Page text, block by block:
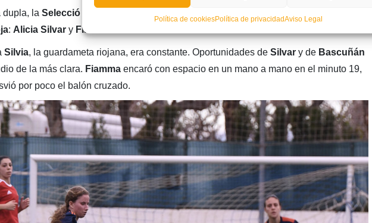
Política de cookiesPolítica de privacidadAviso Legal
dupla, la Selecciócanalizó el balón para que le llegara a las que tenían que hacer
: Alicia Silvary Fiamma
Silvia, la guardameta riojana, era constante. Oportunidades de Silvary de Bascuñán
de la más clara. Fiammaencaró con espacio en un mano a mano en el minuto 19,
por poco el balón cruzado.